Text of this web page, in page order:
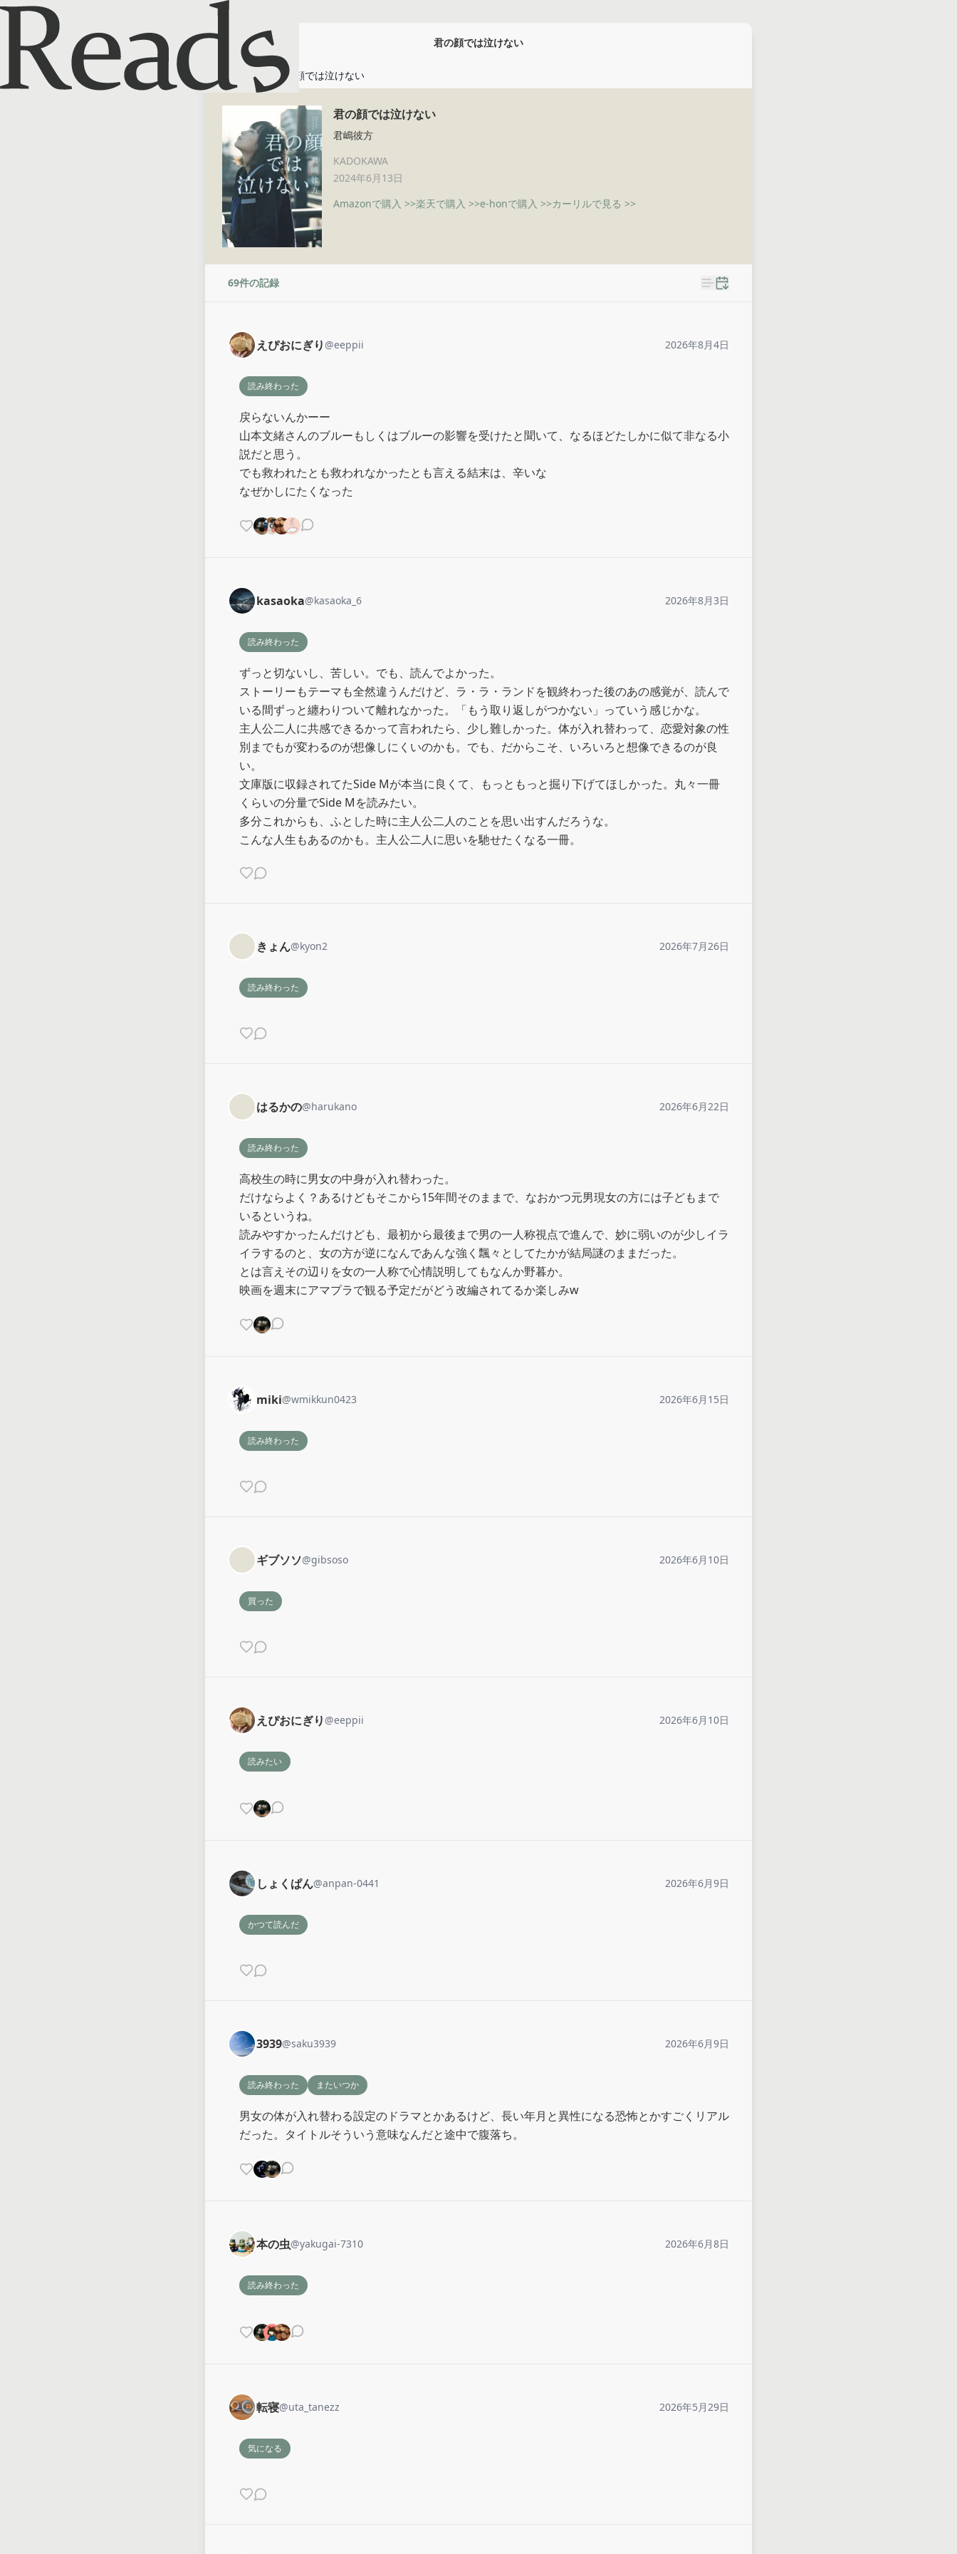
君の顔では泣けない
君の顔では泣けない
君の顔では泣けない
君嶋彼方
KADOKAWA
2024年6月13日
Amazonで購入 >>楽天で購入 >>e-honで購入 >>カーリルで見る >>
69件の記録
えぴおにぎり @eeppii 2026年8月4日
読み終わった
戻らないんかーー
山本文緒さんのブルーもしくはブルーの影響を受けたと聞いて、なるほどたしかに似て非なる小
説だと思う。
でも救われたとも救われなかったとも言える結末は、辛いな
なぜかしにたくなった
kasaoka@kasaoka_6 2026年8月3日
読み終わった
ずっと切ないし、苦しい。でも、読んでよかった。
ストーリーもテーマも全然違うんだけど、ラ・ラ・ランドを観終わった後のあの感覚が、読んで
いる間ずっと纏わりついて離れなかった。「もう取り返しがつかない」っていう感じかな。
主人公二人に共感できるかって言われたら、少し難しかった。体が入れ替わって、恋愛対象の性
別までもが変わるのが想像しにくいのかも。でも、だからこそ、いろいろと想像できるのが良
い。
文庫版に収録されてたSide Мが本当に良くて、もっともっと掘り下げてほしかった。丸々一冊
くらいの分量でSide Мを読みたい。
多分これからも、ふとした時に主人公二人のことを思い出すんだろうな。
こんな人生もあるのかも。主人公二人に思いを馳せたくなる一冊。
きょん@kyon2 2026年7月26日
読み終わった
はるかの@harukano 2026年6月22日
読み終わった
高校生の時に男女の中身が入れ替わった。
だけならよく？あるけどもそこから15年間そのままで、なおかつ元男現女の方には子どもまで
いるというね。
読みやすかったんだけども、最初から最後まで男の一人称視点で進んで、妙に弱いのが少しイラ
イラするのと、女の方が逆になんであんな強く飄々としてたかが結局謎のままだった。
とは言えその辺りを女の一人称で心情説明してもなんか野暮か。
映画を週末にアマプラで観る予定だがどう改編されてるか楽しみw
miki@wmikkun0423 2026年6月15日
読み終わった
ギブソソ@gibsoso 2026年6月10日
買った
えぴおにぎり @eeppii 2026年6月10日
読みたい
しょくぱん@anpan-0441 2026年6月9日
かつて読んだ
3939@saku3939 2026年6月9日
読み終わった またいつか
男女の体が入れ替わる設定のドラマとかあるけど、長い年月と異性になる恐怖とかすごくリアル
だった。タイトルそういう意味なんだと途中で腹落ち。
本の虫@yakugai-7310 2026年6月8日
読み終わった
転寝@uta_tanezz 2026年5月29日
気になる